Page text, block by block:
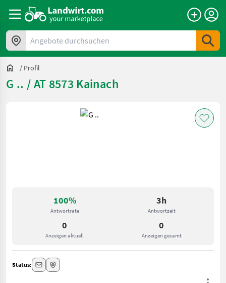
Angebote durchsuchen
/ Profil
G .. / AT 8573 Kainach
100%
Antwortrate
3h
Antwortzeit
0
Anzeigen aktuell
0
Anzeigen gesamt
Status: